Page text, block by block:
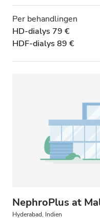
Per behandlingen
HD-dialys 79 €
HDF-dialys 89 €
NephroPlus at
Hyderabad, Indien